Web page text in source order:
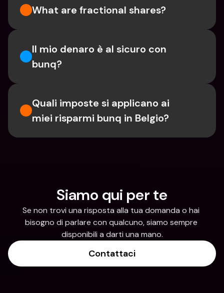
What are fractional shares?
Il mio denaro è al sicuro con
bunq?
Quali imposte si applicano ai
miei risparmi bunq in Belgio?
Siamo qui per te
Se non trovi una risposta alla tua domanda o hai
bisogno di parlare con qualcuno, siamo sempre
disponibili a darti una mano.
Contattaci